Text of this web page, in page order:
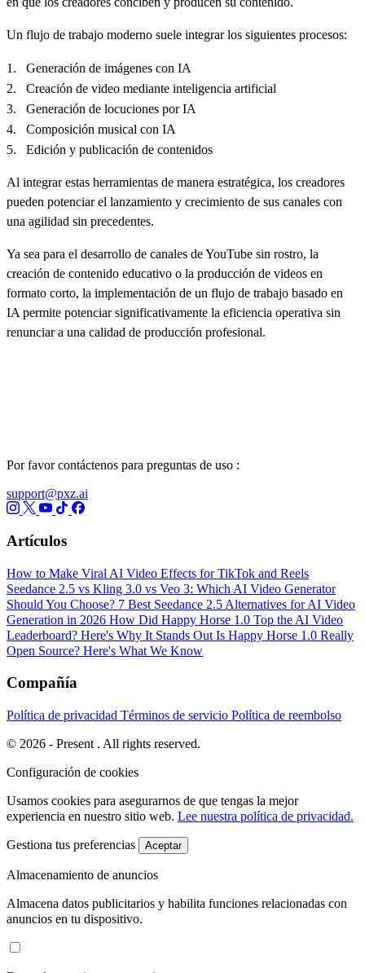
Un flujo de trabajo moderno suele integrar los siguientes procesos:
Generación de imágenes con IA
Creación de video mediante inteligencia artificial
Generación de locuciones por IA
Composición musical con IA
Edición y publicación de contenidos
Al integrar estas herramientas de manera estratégica, los creadores
pueden potenciar el lanzamiento y crecimiento de sus canales con
una agilidad sin precedentes.
Ya sea para el desarrollo de canales de YouTube sin rostro, la
creación de contenido educativo o la producción de videos en
formato corto, la implementación de un flujo de trabajo basado en
IA permite potenciar significativamente la eficiencia operativa sin
renunciar a una calidad de producción profesional.
Por favor contáctenos para preguntas de uso :
support@pxz.ai
Artículos
How to Make Viral AI Video Effects for TikTok and Reels
Seedance 2.5 vs Kling 3.0 vs Veo 3: Which AI Video Generator
Should You Choose? 7 Best Seedance 2.5 Alternatives for AI Video
Generation in 2026 How Did Happy Horse 1.0 Top the AI Video
Leaderboard? Here's Why It Stands Out Is Happy Horse 1.0 Really
Open Source? Here's What We Know
Compañía
Política de privacidad Términos de servicio Política de reembolso
© 2026 - Present . All rights reserved.
Configuración de cookies
Usamos cookies para asegurarnos de que tengas la mejor
experiencia en nuestro sitio web. Lee nuestra política de privacidad.
Gestiona tus preferencias Aceptar
Almacenamiento de anuncios
Almacena datos publicitarios y habilita funciones relacionadas con
anuncios en tu dispositivo.